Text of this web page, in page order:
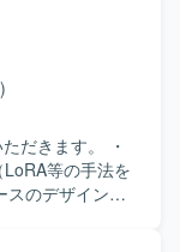
だきます。 ・
等の手法を
スのデザインソ